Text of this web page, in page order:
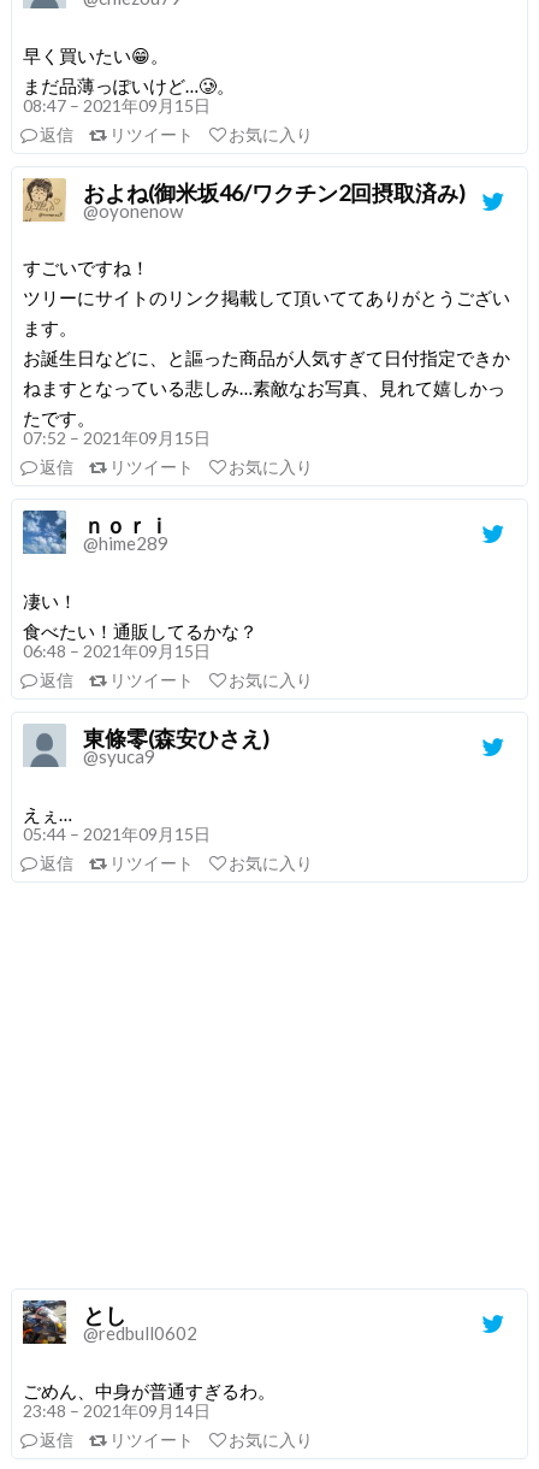
早く買いたい😁。
まだ品薄っぽいけど…🥲。
08:47 – 2021年09月15日
返信
リツイート お気に入り
およね(御米坂46/ワクチン2回摂取済み)
@oyonenow
すごいですね！
ツリーにサイトのリンク掲載して頂いててありがとうござい
ます。
お誕生日などに、と謳った商品が人気すぎて日付指定できか
ねますとなっている悲しみ…素敵なお写真、見れて嬉しかっ
たです。
07:52 – 2021年09月15日
返信
リツイート お気に入り
ｎｏｒｉ
@hime289
凄い！
食べたい！通販してるかな？
06:48 – 2021年09月15日
返信
リツイート お気に入り
東條零(森安ひさえ)
@syuca9
えぇ…
05:44 – 2021年09月15日
返信
リツイート お気に入り
とし
@redbull0602
ごめん、中身が普通すぎるわ。
23:48 – 2021年09月14日
返信
リツイート お気に入り